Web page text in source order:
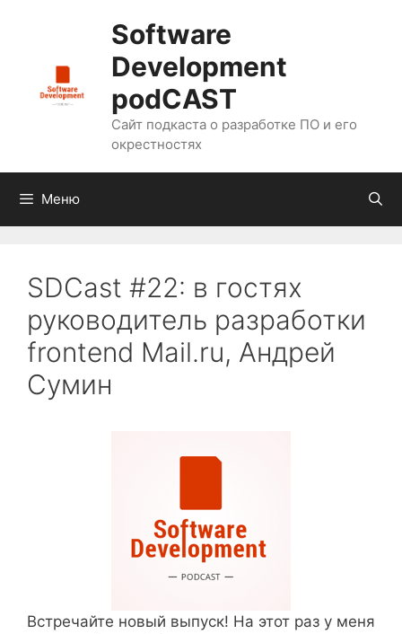
Software
Development
podCAST
Сайт подкаста о разработке ПО и его
окрестностях
Меню
SDCast #22: в гостях
руководитель разработки
frontend Mail.ru, Андрей
Сумин
Встречайте новый выпуск! На этот раз у меня